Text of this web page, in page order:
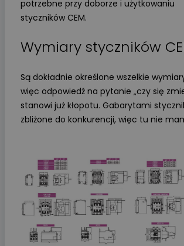
potrzebne przy doborze i użytkowaniu
styczników CEM.
Wymiary styczników
Są dokładnie określone wszelkie
więc odpowiedź na pytanie „czy się
stanowi już kłopotu. Gabarytami
zbliżone do konkurencji, więc tu nie